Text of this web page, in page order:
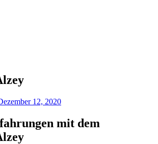
12, 2020
mit dem